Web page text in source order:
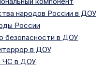
народов России в ДОУ
России
безопасности в ДОУ
в ДОУ
ЧС в ДОУ